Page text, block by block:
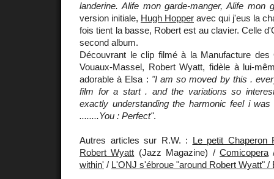
landerine. Alife mon garde-manger, Alife mon
version initiale, Hugh Hopper avec qui j'eus la
fois tient la basse, Robert est au clavier. Celle
second album.
Découvrant le clip filmé à la Manufacture
Vouaux-Massel, Robert Wyatt, fidèle à lui-
adorable à Elsa : "I am so moved by this .
film for a start . and the variations so
exactly understanding the harmonic feel i
........You : Perfect".
Autres articles sur R.W. : Le petit Chaperon
Robert Wyatt (Jazz Magazine) /Comicopera
within' / L'ONJ s'ébroue "around Robert Wyatt" /